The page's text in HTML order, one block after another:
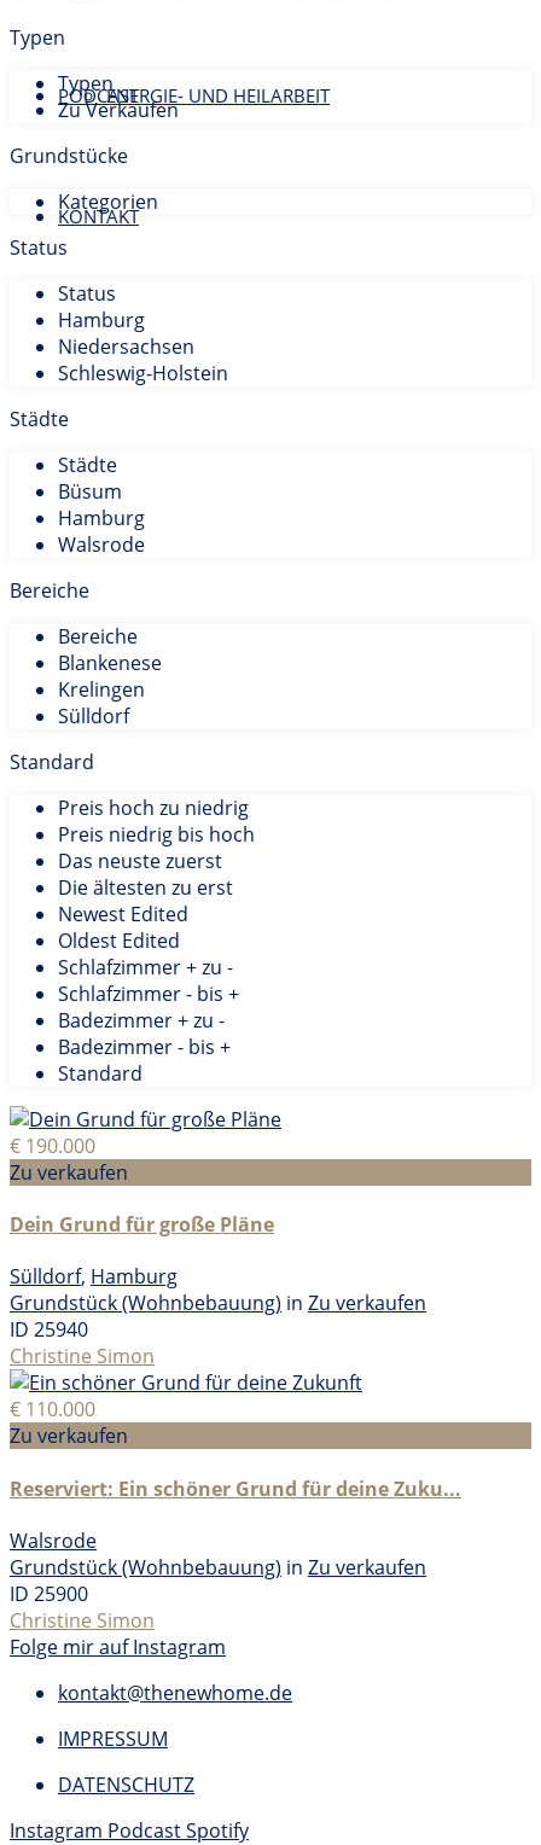
ENERGIE- UND HEILARBEIT
PODCAST
KONTAKT
Typen
Typen
Zu Verkaufen
Grundstücke
Kategorien
Status
Status
Hamburg
Niedersachsen
Schleswig-Holstein
Städte
Städte
Büsum
Hamburg
Walsrode
Bereiche
Bereiche
Blankenese
Krelingen
Sülldorf
Standard
Preis hoch zu niedrig
Preis niedrig bis hoch
Das neuste zuerst
Die ältesten zu erst
Newest Edited
Oldest Edited
Schlafzimmer + zu -
Schlafzimmer - bis +
Badezimmer + zu -
Badezimmer - bis +
Standard
€ 190.000
Zu verkaufen
Dein Grund für große Pläne
Sülldorf, Hamburg
Grundstück (Wohnbebauung) in Zu verkaufen
ID 25940
Christine Simon
€ 110.000
Zu verkaufen
Reserviert: Ein schöner Grund für deine Zuku...
Walsrode
Grundstück (Wohnbebauung) in Zu verkaufen
ID 25900
Christine Simon
Folge mir auf Instagram
kontakt@thenewhome.de
IMPRESSUM
DATENSCHUTZ
Instagram PodcastSpotify